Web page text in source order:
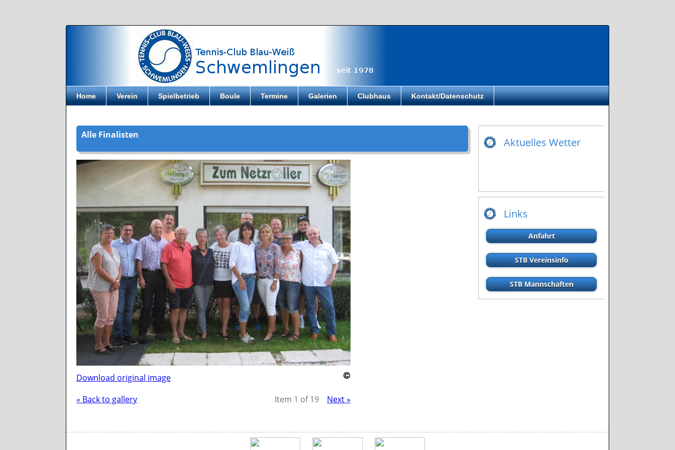
Home Verein Spielbetrieb Boule Termine Galerien Clubhaus Kontakt/Datenschutz
Alle Finalisten
Download original image
« Back to gallery
Item 1 of 19 Next »
Aktuelles Wetter
Links
Anfahrt
STB Vereinsinfo
STB Mannschaften